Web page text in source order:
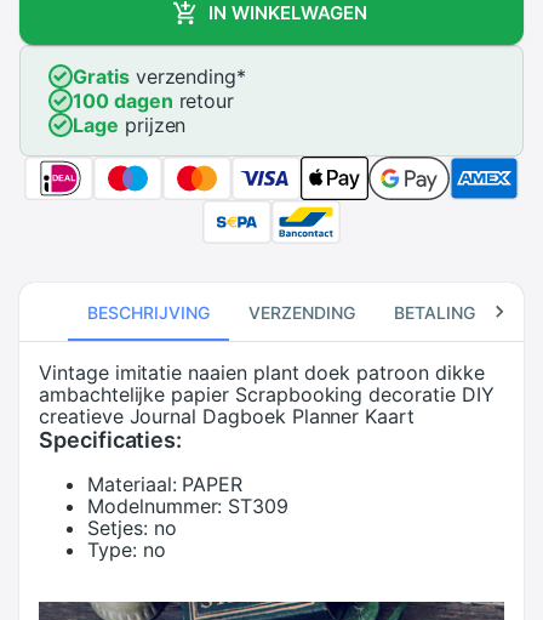
IN WINKELWAGEN
Gratisverzending*
100 dagen retour
Lage prijzen
BESCHRIJVING VERZENDING BETALING
Vintage imitatie naaien plant doek patroon dikke
ambachtelijke papier Scrapbooking decoratie DIY
creatieve Journal Dagboek Planner Kaart
Specificaties:
Materiaal: PAPER
Modelnummer: ST309
Setjes: no
Type: no